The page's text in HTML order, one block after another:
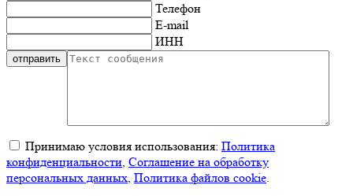
Телефон
E-mail
ИНН
Принимаю условия использования: Политика
конфиденциальности, Соглашение на обработку
персональных данных, Политика файлов cookie.